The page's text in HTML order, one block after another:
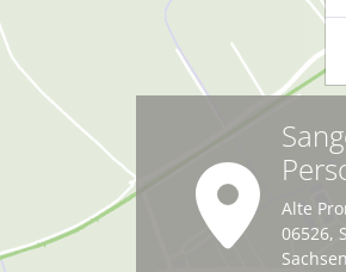
Alte
06526,